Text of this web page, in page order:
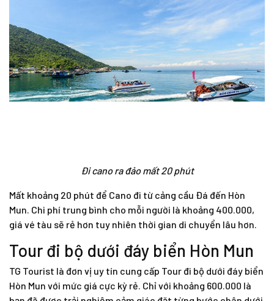
Đi cano ra đảo mất 20 phút
Mất khoảng 20 phút để Cano đi từ cảng cầu Đá đến Hòn
Mun. Chi phí trung bình cho mỗi người là khoảng 400.000,
giá vé tàu sẽ rẻ hơn tuy nhiên thời gian di chuyển lâu hơn.
Tour đi bộ dưới đáy biển Hòn Mun
TG Tourist là đơn vị uy tín cung cấp Tour đi bộ dưới đáy biển
Hòn Mun với mức giá cực kỳ rẻ. Chỉ với khoảng 600.000 là